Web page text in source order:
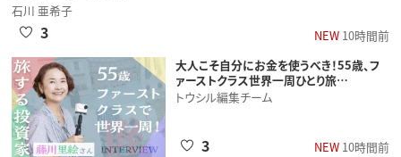
石川 亜希子
NEW10時間前
3
大人こそ自分にお金を使うべき！55歳、フ
ァーストクラス世界一周ひとり旅…
トウシル編集チーム
NEW10時間前
3